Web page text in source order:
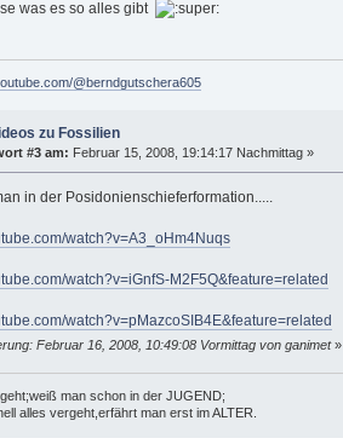
was es so alles gibt
@berndgutschera605
zu Fossilien
#3 am: Februar 15, 2008, 19:14:17 Nachmittag »
in der Posidonienschieferformation.....
watch?v=A3_oHm4Nuqs
watch?v=iGnfS-M2F5Q&feature=related
watch?v=pMazcoSIB4E&feature=related
Februar 16, 2008, 10:49:08 Vormittag von ganimet»
man schon in der JUGEND;
alles vergeht,erfährt man erst im ALTER.